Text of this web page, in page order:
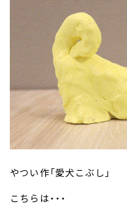
やつい作「愛犬こぶし」
こちらは・・・